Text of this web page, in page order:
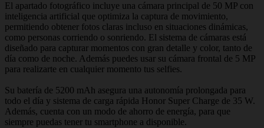
El apartado fotográfico incluye una cámara principal de 50 MP con
inteligencia artificial que optimiza la captura de movimiento,
permitiendo obtener fotos claras incluso en situaciones dinámicas,
como personas corriendo o sonriendo. El sistema de cámaras está
diseñado para capturar momentos con gran detalle y color, tanto de
día como de noche. Además puedes usar su cámara frontal de 5 MP
para realizarte en cualquier momento tus selfies.
Su batería de 5200 mAh asegura una autonomía prolongada para
todo el día y sistema de carga rápida Honor Super Charge de 35 W.
Además, cuenta con un modo de ahorro de energía, para que
siempre puedas tener tu smartphone a disponible.